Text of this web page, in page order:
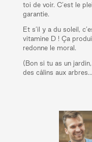
toi de voir. C’est le
garantie.
Et s’il y a du soleil,
vitamine D ! Ça
redonne le moral.
(Bon si tu as un
des câlins aux